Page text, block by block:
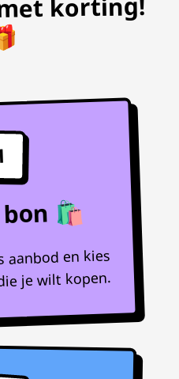
korting!
bon 🛍️
aanbod en kies
je wilt kopen.